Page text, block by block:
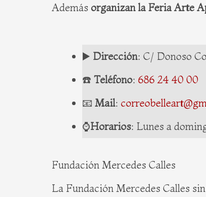
Además organizan la Feria Arte
▶️ Dirección: C/ Donoso
☎️ Teléfono: 686 24 40 00
📧 Mail:
⌚️Horarios: Lunes a
Fundación Mercedes Calles
La Fundación Mercedes Calles